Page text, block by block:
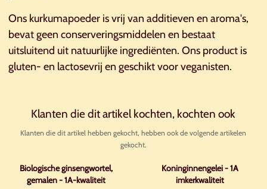
Ons kurkumapoeder is vrij van additieven en aroma's,
bevat geen conserveringsmiddelen en bestaat
uitsluitend uit natuurlijke ingrediënten. Ons product is
gluten- en lactosevrij en geschikt voor veganisten.
Klanten die dit artikel kochten, kochten ook
Klanten die dit artikel hebben gekocht, hebben ook de volgende artikelen
gekocht.
Biologische ginsengwortel,
gemalen - 1A-kwaliteit
Koninginnengelei - 1A
imkerkwaliteit